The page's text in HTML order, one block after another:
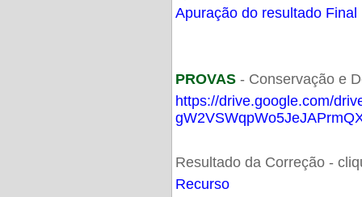
Apuração do resultado Final
PROVAS- Conservação e
https://drive.google.com/
Resultado da Correção -
Recurso